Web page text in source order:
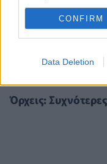
CONFIRM
Data Deletion
Όρχεις: